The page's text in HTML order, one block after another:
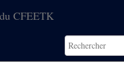
CFEETK